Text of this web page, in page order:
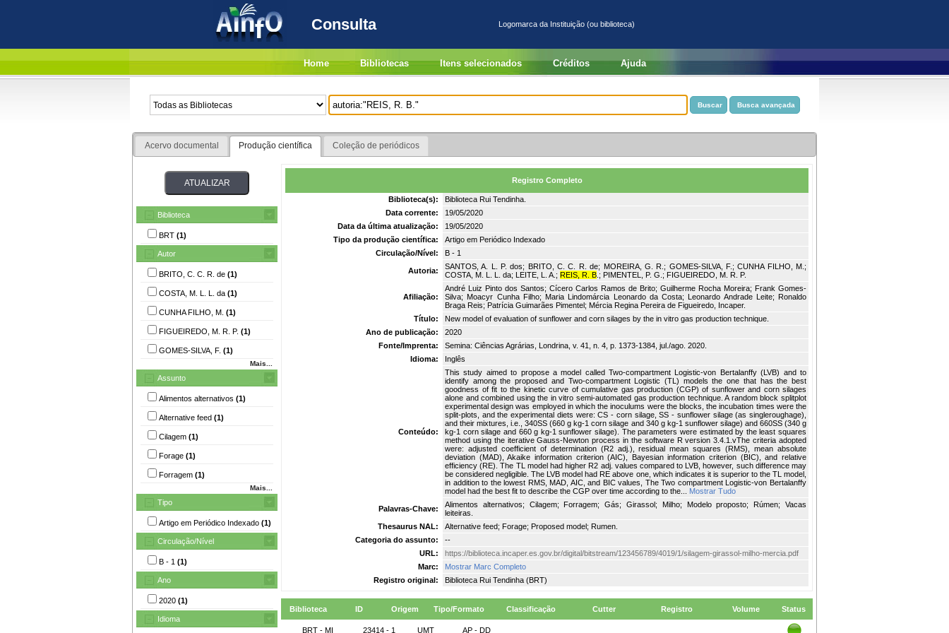
Consulta Logomarca da Instituição (ou biblioteca)
Home Bibliotecas Itens selecionados Créditos Ajuda
Acervo documental Produção científica Coleção de periódicos
Biblioteca
BRT (1)
Autor
BRITO, C. C. R. de (1)
COSTA, M. L. L. da (1)
CUNHA FILHO, M. (1)
FIGUEIREDO, M. R. P. (1)
GOMES-SILVA, F. (1)
Mais...
Assunto
Alimentos alternativos (1)
Alternative feed (1)
Cilagem (1)
Forage (1)
Forragem (1)
Mais...
Tipo
Artigo em Periódico Indexado (1)
Circulação/Nível
B - 1 (1)
Ano
2020 (1)
Idioma
Registro Completo
Biblioteca(s):
Biblioteca Rui Tendinha.
Data corrente:
19/05/2020
Data da última atualização:
19/05/2020
Tipo da produção científica:
Artigo em Periódico Indexado
Circulação/Nível:
B - 1
Autoria:
SANTOS, A. L. P. dos; BRITO, C. C. R. de; MOREIRA, G. R.; GOMES-SILVA, F.; CUNHA FILHO, M.;
COSTA, M. L. L. da; LEITE, L. A.; REIS, R. B .; PIMENTEL, P. G.; FIGUEIREDO, M. R. P.
Afiliação:
André Luiz Pinto dos Santos; Cícero Carlos Ramos de Brito; Guilherme Rocha Moreira; Frank Gomes-
Silva; Moacyr Cunha Filho; Maria Lindomárcia Leonardo da Costa; Leonardo Andrade Leite; Ronaldo
Braga Reis; Patrícia Guimarães Pimentel; Mércia Regina Pereira de Figueiredo, Incaper.
Título:
New model of evaluation of sunflower and corn silages by the in vitro gas production technique.
Ano de publicação:
2020
Fonte/Imprenta:
Semina: Ciências Agrárias, Londrina, v. 41, n. 4, p. 1373-1384, jul./ago. 2020.
Idioma:
Inglês
Conteúdo:
This study aimed to propose a model called Two-compartment Logistic-von Bertalanffy (LVB) and to
identify among the proposed and Two-compartment Logistic (TL) models the one that has the best
goodness of fit to the kinetic curve of cumulative gas production (CGP) of sunflower and corn silages
alone and combined using the in vitro semi-automated gas production technique. A random block splitplot
experimental design was employed in which the inoculums were the blocks, the incubation times were the
split-plots, and the experimental diets were: CS - corn silage, SS - sunflower silage (as singleroughage),
and their mixtures, i.e., 340SS (660 g kg-1 corn silage and 340 g kg-1 sunflower silage) and 660SS (340 g
kg-1 corn silage and 660 g kg-1 sunflower silage). The parameters were estimated by the least squares
method using the iterative Gauss-Newton process in the software R version 3.4.1.vThe criteria adopted
were: adjusted coefficient of determination (R2 adj.), residual mean squares (RMS), mean absolute
deviation (MAD), Akaike information criterion (AIC), Bayesian information criterion (BIC), and relative
efficiency (RE). The TL model had higher R2 adj. values compared to LVB, however, such difference may
be considered negligible. The LVB model had RE above one, which indicates it is superior to the TL model,
in addition to the lowest RMS, MAD, AIC, and BIC values, The Two compartment Logistic-von Bertalanffy
model had the best fit to describe the CGP over time according to the... Mostrar Tudo
Palavras-Chave:
Alimentos alternativos; Cilagem; Forragem; Gás; Girassol; Milho; Modelo proposto; Rúmen; Vacas
leiteiras.
Thesaurus NAL:
Alternative feed; Forage; Proposed model; Rumen.
Categoria do assunto:
--
URL:
https://biblioteca.incaper.es.gov.br/digital/bitstream/123456789/4019/1/silagem-girassol-milho-mercia.pdf
Marc:
Mostrar Marc Completo
Registro original:
Biblioteca Rui Tendinha (BRT)
Biblioteca ID Origem Tipo/Formato Classificação Cutter Registro Volume Status
BRT - MI 23414 - 1 UMT AP - DD